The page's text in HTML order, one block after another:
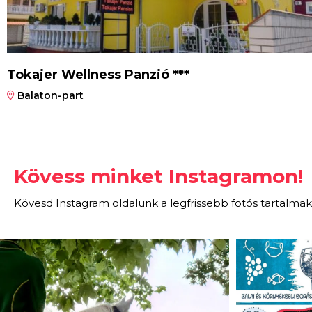
Tokajer Wellness Panzió ***
Balaton-part
Kövess minket Instagramon!
Kövesd Instagram oldalunk a legfrissebb fotós